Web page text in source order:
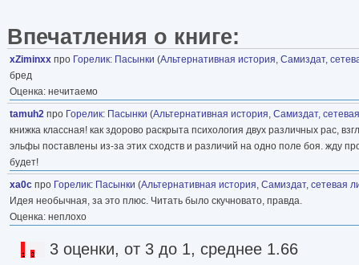
Впечатления о книге:
xZiminxx про Горелик: Пасынки (Альтернативная история, Самиздат,
бред
Оценка: нечитаемо
tamuh2 про Горелик: Пасынки (Альтернативная история, Самиздат,
книжка классная! как здорово раскрыта психология двух различных рас,
эльфы поставлены из-за этих сходств и различий на одно поле боя. жду
будет!
xa0c про Горелик: Пасынки (Альтернативная история, Самиздат, сетевая
Идея необычная, за это плюс. Читать было скучновато, правда.
Оценка: неплохо
3 оценки, от 3 до 1, среднее 1.66